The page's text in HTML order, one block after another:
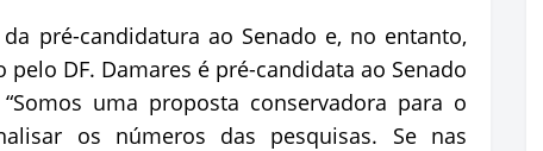
pré-candidatura ao Senado e, no entanto,
DF. Damares é pré-candidata ao Senado
uma proposta conservadora para o
os números das pesquisas. Se nas